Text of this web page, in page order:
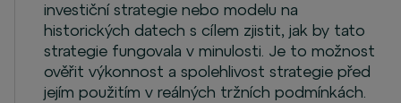
investiční strategie nebo modelu na
historických datech s cílem zjistit, jak by tato
strategie fungovala v minulosti. Je to možnost
ověřit výkonnost a spolehlivost strategie před
jejím použitím v reálných tržních podmínkách.